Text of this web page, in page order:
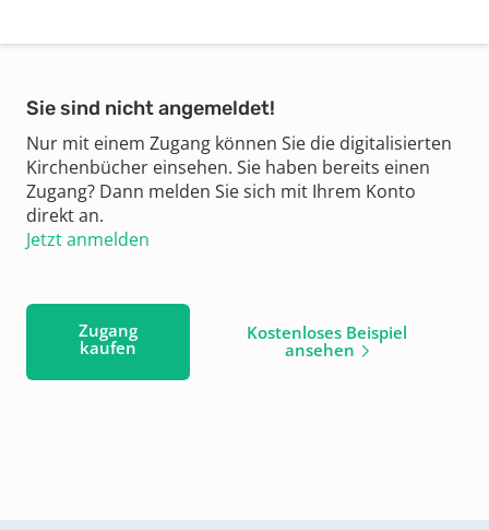
Sie sind nicht angemeldet!
Nur mit einem Zugang können Sie die digitalisierten
Kirchenbücher einsehen. Sie haben bereits einen
Zugang? Dann melden Sie sich mit Ihrem Konto
direkt an.
Jetzt anmelden
Zugang
kaufen
Kostenloses Beispiel
ansehen